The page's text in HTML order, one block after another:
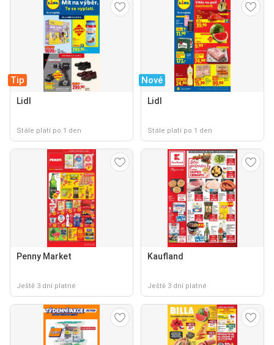
Tip
Lidl
Stále platí po 1 den
Nové
Lidl
Stále platí po 1 den
Penny Market
Ještě 3 dní platné
Kaufland
Ještě 3 dní platné